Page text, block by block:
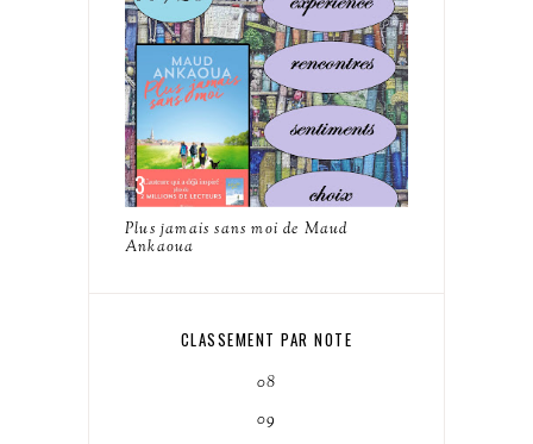
Plus jamais sans moi de Maud
Ankaoua
CLASSEMENT PAR NOTE
08
09